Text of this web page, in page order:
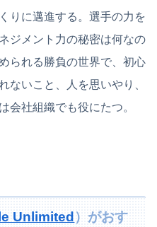
りに邁進する。選手の力を
ジメント力の秘密は何なの
られる勝負の世界で、初心
ないこと、人を思いやり、
会社組織でも役にたつ。
Unlimited）がおす